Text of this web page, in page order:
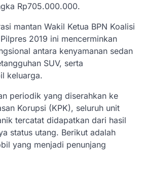
Rp705.000.000.
mantan Wakil Ketua BPN Koalisi
2019 ini mencerminkan
antara kenyamanan sedan
SUV, serta
keluarga.
periodik yang diserahkan ke
Korupsi (KPK), seluruh unit
tercatat didapatkan dari hasil
status utang. Berikut adalah
yang menjadi penunjang